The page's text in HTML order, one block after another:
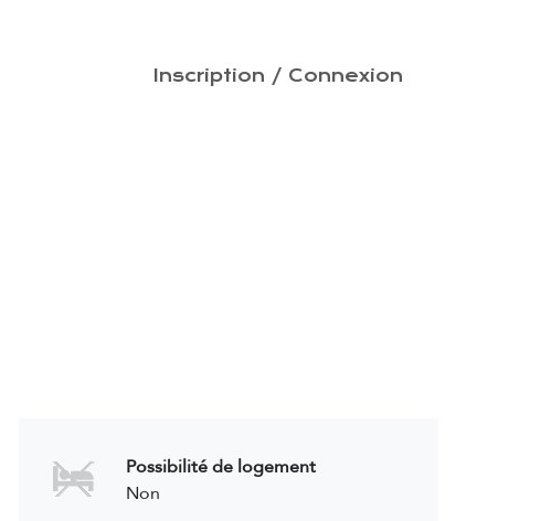
CONTACT
Inscription / Connexion
Possibilité de logement
Non